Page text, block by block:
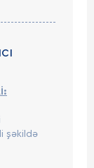
şəkildə